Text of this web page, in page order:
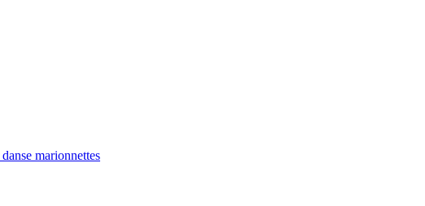
danse marionnettes